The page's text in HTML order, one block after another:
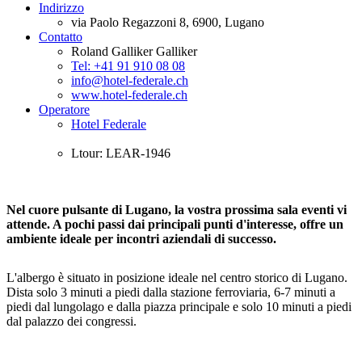
Indirizzo
via Paolo Regazzoni 8, 6900, Lugano
Contatto
Roland Galliker Galliker
Tel: +41 91 910 08 08
info@hotel-federale.ch
www.hotel-federale.ch
Operatore
Hotel Federale
Ltour: LEAR-1946
Nel cuore pulsante di Lugano, la vostra prossima sala eventi vi
attende. A pochi passi dai principali punti d'interesse, offre un
ambiente ideale per incontri aziendali di successo.
L'albergo è situato in posizione ideale nel centro storico di Lugano.
Dista solo 3 minuti a piedi dalla stazione ferroviaria, 6-7 minuti a
piedi dal lungolago e dalla piazza principale e solo 10 minuti a piedi
dal palazzo dei congressi.